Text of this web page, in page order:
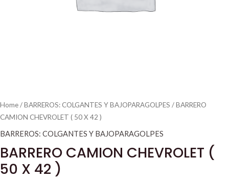
Home/BARREROS: COLGANTES Y BAJOPARAGOLPES / BARRERO
CAMION CHEVROLET ( 50 X 42 )
BARREROS: COLGANTES Y BAJOPARAGOLPES
BARRERO CAMION CHEVROLET (
50 X 42 )